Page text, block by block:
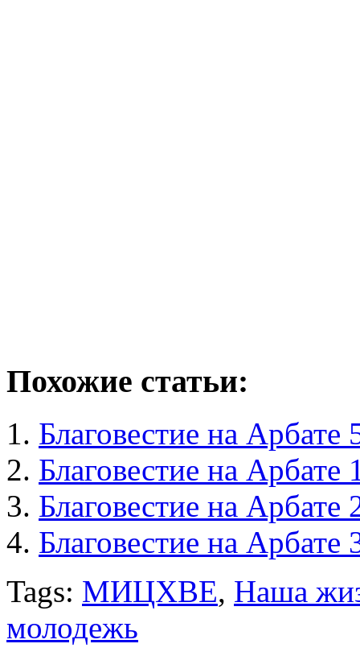
Похожие статьи:
Благовестие на Арбате
Благовестие на Арбате
Благовестие на Арбате
Благовестие на Арбате
Tags: МИЦХВЕ, Наша
молодежь